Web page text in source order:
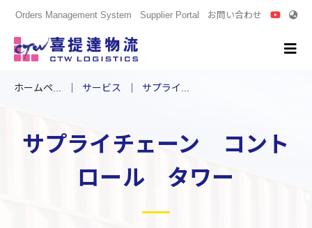
Orders Management System Supplier Portal お問い合わせ
ホームペ... サービス サプライ...
サプライチェーン コント
ロール タワー